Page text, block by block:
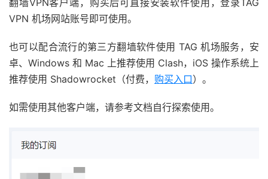
翻墙VPN客户端，购买后可直接安装软件使用，登录TAG
VPN 机场网站账号即可使用。
也可以配合流行的第三方翻墙软件使用 TAG 机场服务，安
卓、Windows 和 Mac 上推荐使用 Clash，iOS 操作系统上
推荐使用 Shadowrocket（付费， 购买入口）。
如需使用其他客户端，请参考文档自行探索使用。